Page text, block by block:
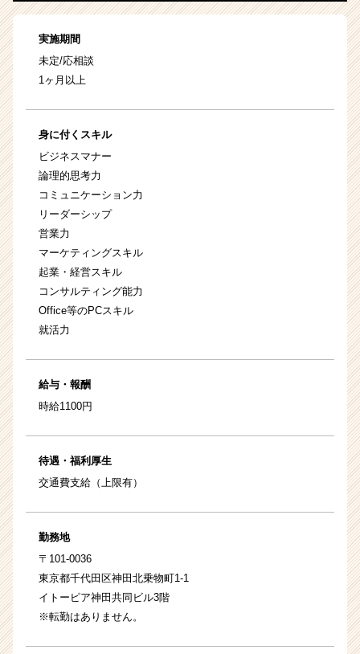
実施期間
未定/応相談
1ヶ月以上
身に付くスキル
ビジネスマナー
論理的思考力
コミュニケーション力
リーダーシップ
営業力
マーケティングスキル
起業・経営スキル
コンサルティング能力
Office等のPCスキル
就活力
給与・報酬
時給1100円
待遇・福利厚生
交通費支給（上限有）
勤務地
〒101-0036
東京都千代田区神田北乗物町1-1
イトーピア神田共同ビル3階
※転勤はありません。